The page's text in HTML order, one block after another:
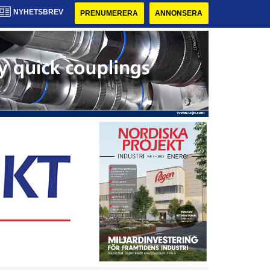
NYHETSBREV PRENUMERERA ANNONSERA